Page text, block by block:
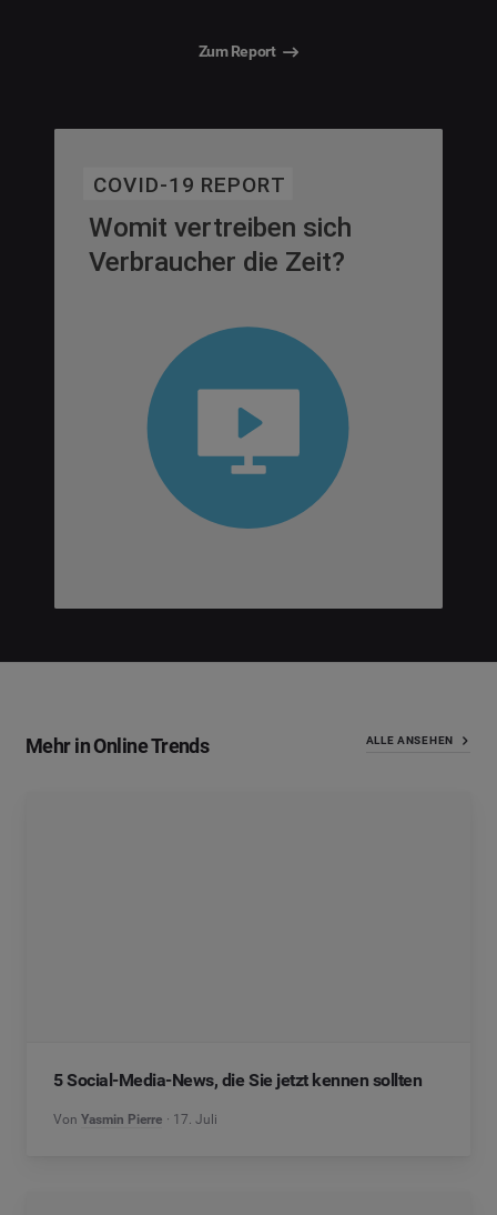
Zum Report
Mehr in Online Trends ALLE ANSEHEN
5 Social-Media-News, die Sie jetzt kennen sollten
Von Yasmin Pierre 17. Juli